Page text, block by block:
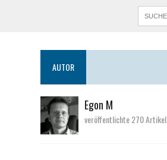
AUTOR
Egon M
veröffentlichte 270 Artikel